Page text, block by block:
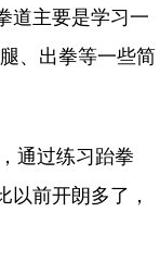
道主要是学习一
、出拳等一些简
通过练习跆拳
前开朗多了，